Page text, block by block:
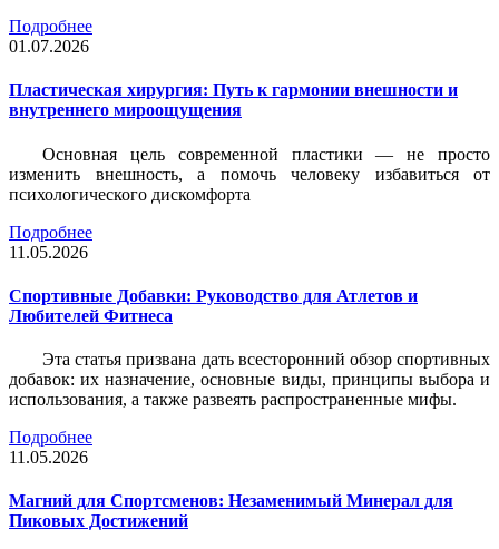
Подробнее
01.07.2026
Пластическая хирургия: Путь к гармонии внешности и
внутреннего мироощущения
Основная цель современной пластики — не просто
изменить внешность, а помочь человеку избавиться от
психологического дискомфорта
Подробнее
11.05.2026
Спортивные Добавки: Руководство для Атлетов и
Любителей Фитнеса
Эта статья призвана дать всесторонний обзор спортивных
добавок: их назначение, основные виды, принципы выбора и
использования, а также развеять распространенные мифы.
Подробнее
11.05.2026
Магний для Спортсменов: Незаменимый Минерал для
Пиковых Достижений